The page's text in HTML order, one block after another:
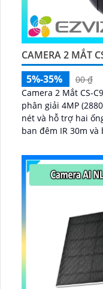
CAMERA 2 MẮT
5%-35%
00 ₫
Camera 2 Mắt CS-
phân giải 4MP
nét và hỗ trợ hai ống
ban đêm IR 30m và